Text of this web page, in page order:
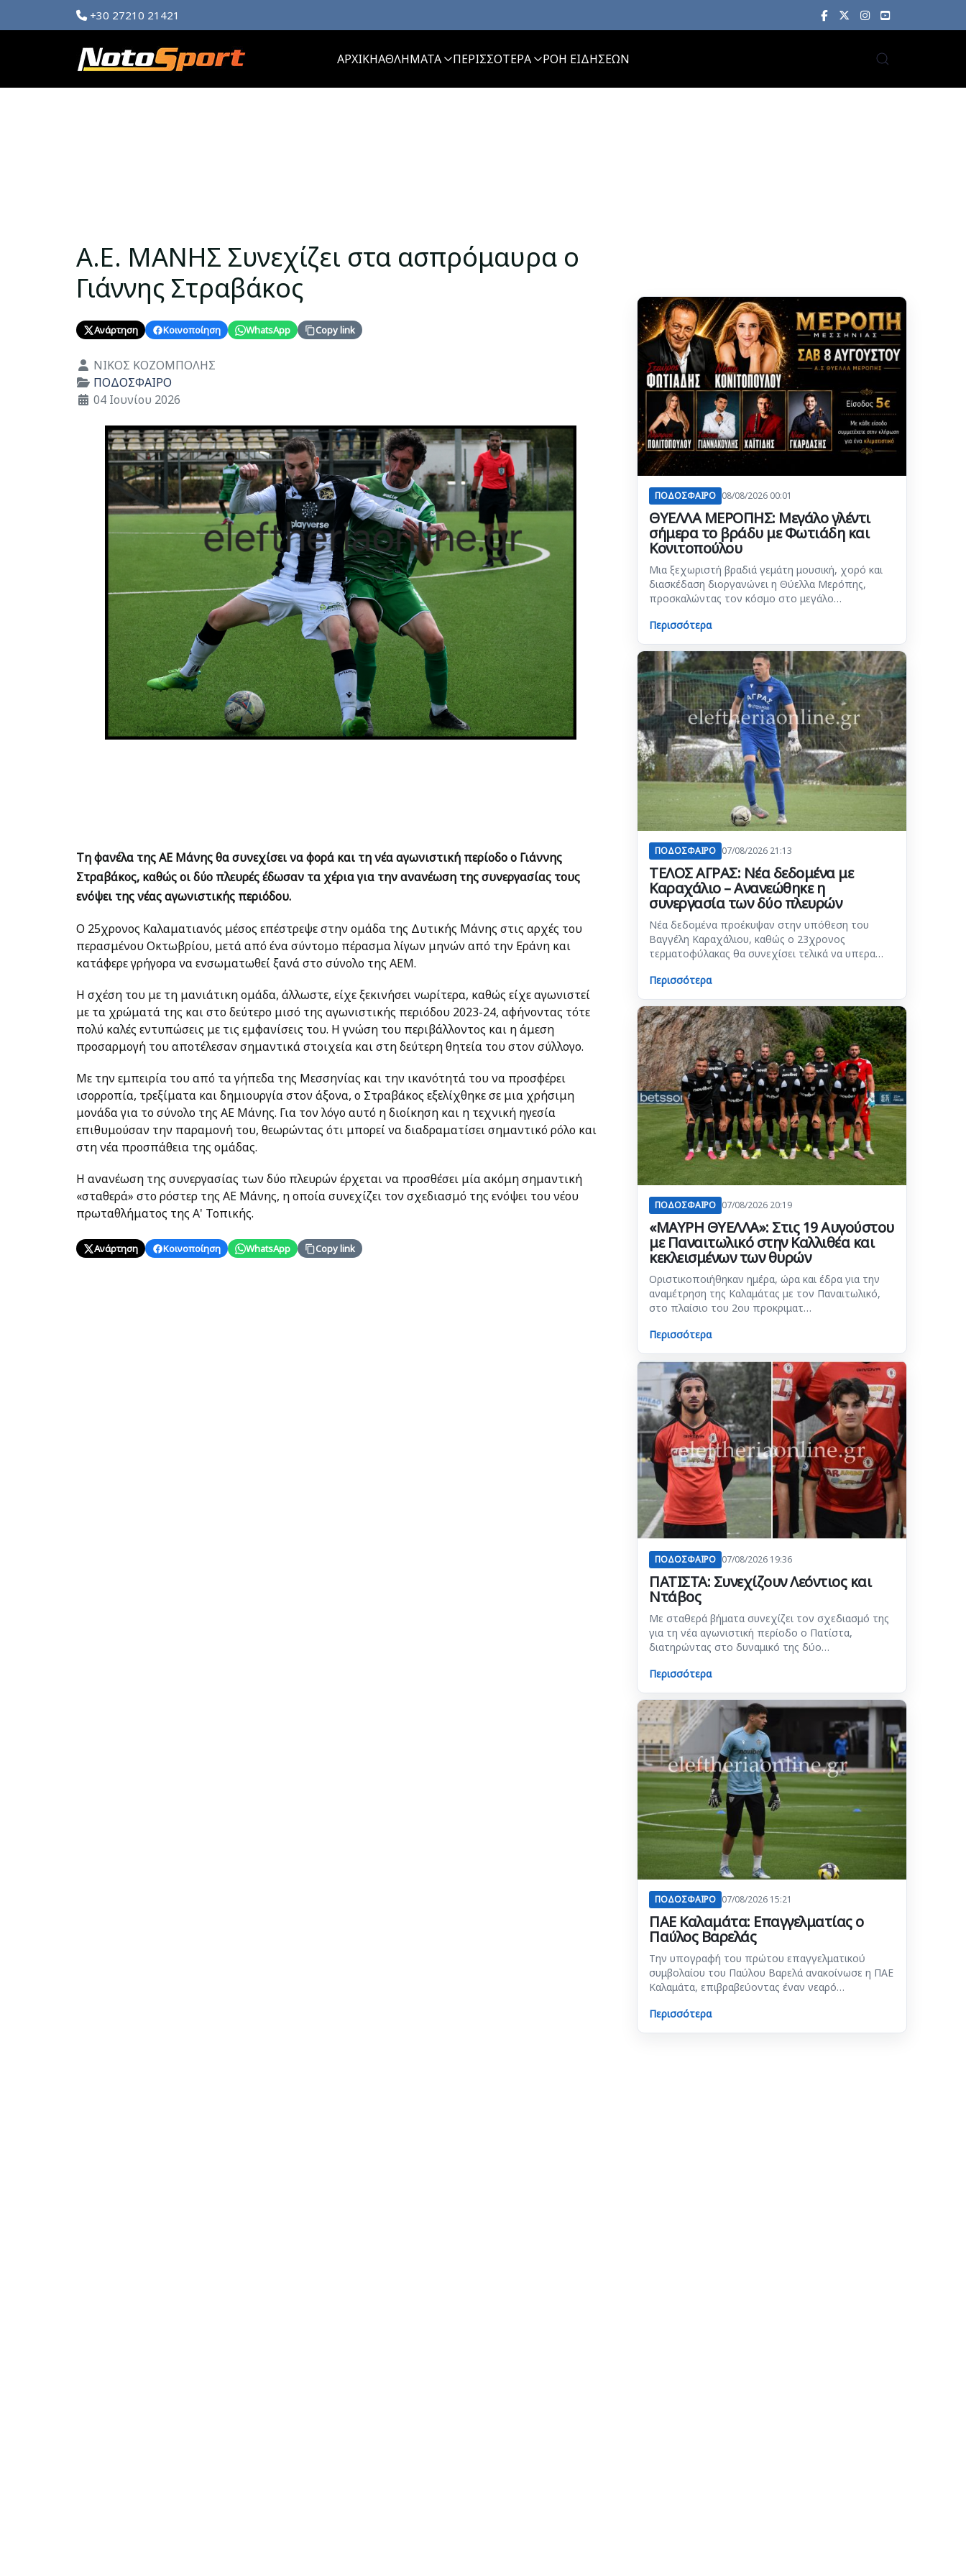
+30 27210 21421
ΑΡΧΙΚΗΑΘΛΗΜΑΤΑ ΠΕΡΙΣΣΟΤΕΡΑ ΡΟΗ ΕΙΔΗΣΕΩΝ
Α.Ε. ΜΑΝΗΣ Συνεχίζει στα ασπρόμαυρα ο
Γιάννης Στραβάκος
Ανάρτηση Κοινοποίηση WhatsApp Copy link
Λεπτομέρειες
ΝΙΚΟΣ ΚΟΖΟΜΠΟΛΗΣ
ΠΟΔΟΣΦΑΙΡΟ
04 Ιουνίου 2026
Τη φανέλα της ΑΕ Μάνης θα συνεχίσει να φορά και τη νέα αγωνιστική περίοδο ο Γιάννης
Στραβάκος, καθώς οι δύο πλευρές έδωσαν τα χέρια για την ανανέωση της συνεργασίας τους
ενόψει της νέας αγωνιστικής περιόδου.
Ο 25χρονος Καλαματιανός μέσος επέστρεψε στην ομάδα της Δυτικής Μάνης στις αρχές του
περασμένου Οκτωβρίου, μετά από ένα σύντομο πέρασμα λίγων μηνών από την Εράνη και
κατάφερε γρήγορα να ενσωματωθεί ξανά στο σύνολο της ΑΕΜ.
Η σχέση του με τη μανιάτικη ομάδα, άλλωστε, είχε ξεκινήσει νωρίτερα, καθώς είχε αγωνιστεί
με τα χρώματά της και στο δεύτερο μισό της αγωνιστικής περιόδου 2023-24, αφήνοντας τότε
πολύ καλές εντυπώσεις με τις εμφανίσεις του. Η γνώση του περιβάλλοντος και η άμεση
προσαρμογή του αποτέλεσαν σημαντικά στοιχεία και στη δεύτερη θητεία του στον σύλλογο.
Με την εμπειρία του από τα γήπεδα της Μεσσηνίας και την ικανότητά του να προσφέρει
ισορροπία, τρεξίματα και δημιουργία στον άξονα, ο Στραβάκος εξελίχθηκε σε μια χρήσιμη
μονάδα για το σύνολο της ΑΕ Μάνης. Για τον λόγο αυτό η διοίκηση και η τεχνική ηγεσία
επιθυμούσαν την παραμονή του, θεωρώντας ότι μπορεί να διαδραματίσει σημαντικό ρόλο και
στη νέα προσπάθεια της ομάδας.
Η ανανέωση της συνεργασίας των δύο πλευρών έρχεται να προσθέσει μία ακόμη σημαντική
«σταθερά» στο ρόστερ της ΑΕ Μάνης, η οποία συνεχίζει τον σχεδιασμό της ενόψει του νέου
πρωταθλήματος της Α' Τοπικής.
Ανάρτηση Κοινοποίηση WhatsApp Copy link
ΠΟΔΟΣΦΑΙΡΟ 08/08/2026 00:01
ΘΥΕΛΛΑ ΜΕΡΟΠΗΣ: Μεγάλο γλέντι
σήμερα το βράδυ με Φωτιάδη και
Κονιτοπούλου
Μια ξεχωριστή βραδιά γεμάτη μουσική, χορό και
διασκέδαση διοργανώνει η Θύελλα Μερόπης,
προσκαλώντας τον κόσμο στο μεγάλο…
Περισσότερα
ΠΟΔΟΣΦΑΙΡΟ 07/08/2026 21:13
ΤΕΛΟΣ ΑΓΡΑΣ: Νέα δεδομένα με
Καραχάλιο – Ανανεώθηκε η
συνεργασία των δύο πλευρών
Νέα δεδομένα προέκυψαν στην υπόθεση του
Βαγγέλη Καραχάλιου, καθώς ο 23χρονος
τερματοφύλακας θα συνεχίσει τελικά να υπερα…
Περισσότερα
ΠΟΔΟΣΦΑΙΡΟ 07/08/2026 20:19
«ΜΑΥΡΗ ΘΥΕΛΛΑ»: Στις 19 Αυγούστου
με Παναιτωλικό στην Καλλιθέα και
κεκλεισμένων των θυρών
Οριστικοποιήθηκαν ημέρα, ώρα και έδρα για την
αναμέτρηση της Καλαμάτας με τον Παναιτωλικό,
στο πλαίσιο του 2ου προκριματ…
Περισσότερα
ΠΟΔΟΣΦΑΙΡΟ 07/08/2026 19:36
ΠΑΤΙΣΤΑ: Συνεχίζουν Λεόντιος και
Ντάβος
Με σταθερά βήματα συνεχίζει τον σχεδιασμό της
για τη νέα αγωνιστική περίοδο ο Πατίστα,
διατηρώντας στο δυναμικό της δύο…
Περισσότερα
ΠΟΔΟΣΦΑΙΡΟ 07/08/2026 15:21
ΠΑΕ Καλαμάτα: Επαγγελματίας ο
Παύλος Βαρελάς
Την υπογραφή του πρώτου επαγγελματικού
συμβολαίου του Παύλου Βαρελά ανακοίνωσε η ΠΑΕ
Καλαμάτα, επιβραβεύοντας έναν νεαρό…
Περισσότερα